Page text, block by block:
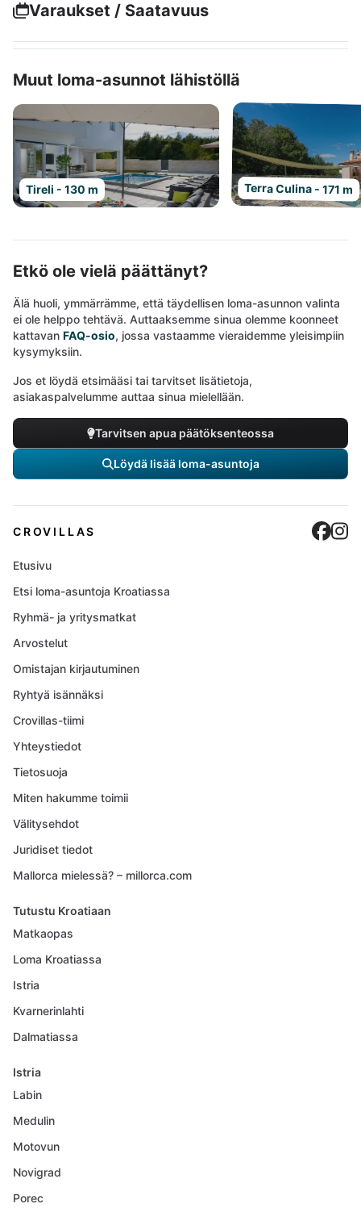
Varaukset / Saatavuus
Muut loma-asunnot lähistöllä
Tireli - 130 m Terra Culina - 171 m
Etkö ole vielä päättänyt?
Älä huoli, ymmärrämme, että täydellisen loma-asunnon valinta
ei ole helppo tehtävä. Auttaaksemme sinua olemme koonneet
kattavan FAQ-osio, jossa vastaamme vieraidemme yleisimpiin
kysymyksiin.
Jos et löydä etsimääsi tai tarvitset lisätietoja,
asiakaspalvelumme auttaa sinua mielellään.
Tarvitsen apua päätöksenteossa
Löydä lisää loma-asuntoja
CROVILLAS
Etusivu
Etsi loma-asuntoja Kroatiassa
Ryhmä- ja yritysmatkat
Arvostelut
Omistajan kirjautuminen
Ryhtyä isännäksi
Crovillas-tiimi
Yhteystiedot
Tietosuoja
Miten hakumme toimii
Välitysehdot
Juridiset tiedot
Mallorca mielessä? – millorca.com
Tutustu Kroatiaan
Matkaopas
Loma Kroatiassa
Istria
Kvarnerinlahti
Dalmatiassa
Istria
Labin
Medulin
Motovun
Novigrad
Porec